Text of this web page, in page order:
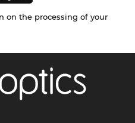
on the processing of your